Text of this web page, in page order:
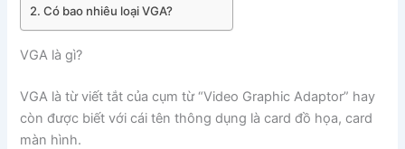
Có bao nhiêu loại VGA?
VGA là gì?
VGA là từ viết tắt của cụm từ “Video Graphic Adaptor” hay
còn được biết với cái tên thông dụng là card đồ họa, card
màn hình.